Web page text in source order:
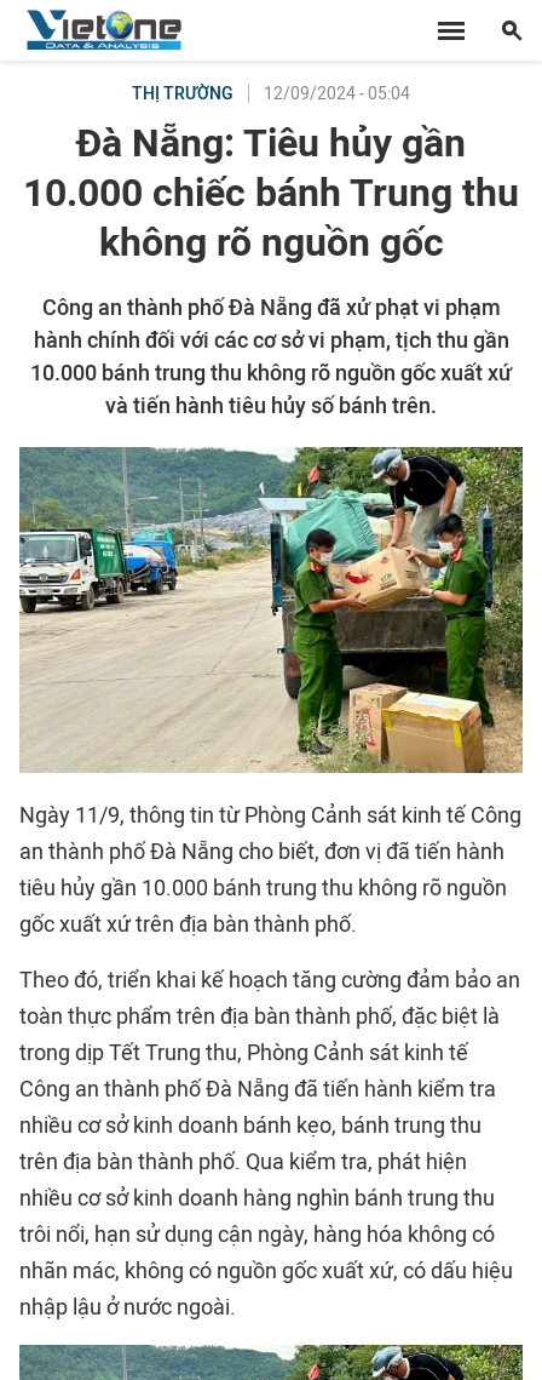
THỊ TRƯỜNG 12/09/2024 - 05:04
Đà Nẵng: Tiêu hủy gần
10.000 chiếc bánh Trung thu
không rõ nguồn gốc
Công an thành phố Đà Nẵng đã xử phạt vi phạm
hành chính đối với các cơ sở vi phạm, tịch thu gần
10.000 bánh trung thu không rõ nguồn gốc xuất xứ
và tiến hành tiêu hủy số bánh trên.
Ngày 11/9, thông tin từ Phòng Cảnh sát kinh tế Công
an thành phốĐà Nẵng cho biết, đơn vị đã tiến hành
tiêu hủy gần 10.000 bánh trung thu không rõ nguồn
gốc xuất xứ trên địa bàn thành phố.
Theo đó, triển khai kế hoạch tăng cường đảm bảo an
toàn thực phẩm trên địa bàn thành phố, đặc biệt là
trong dịp Tết Trung thu, Phòng Cảnh sát kinh tế
Công an thành phố Đà Nẵng đã tiến hành kiểm tra
nhiều cơ sở kinh doanh bánh kẹo, bánh trung thu
trên địa bàn thành phố. Qua kiểm tra, phát hiện
nhiều cơ sở kinh doanh hàng nghìn bánh trung thu
trôi nổi, hạn sử dụng cận ngày, hàng hóa không có
nhãn mác, không có nguồn gốc xuất xứ, có dấu hiệu
nhập lậu ở nước ngoài.